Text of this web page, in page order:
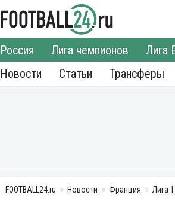
Новости
Россия Лига чемпионов Лига
Статьи
Трансферы
FOOTBALL24.ru Новости Франция Лига 1